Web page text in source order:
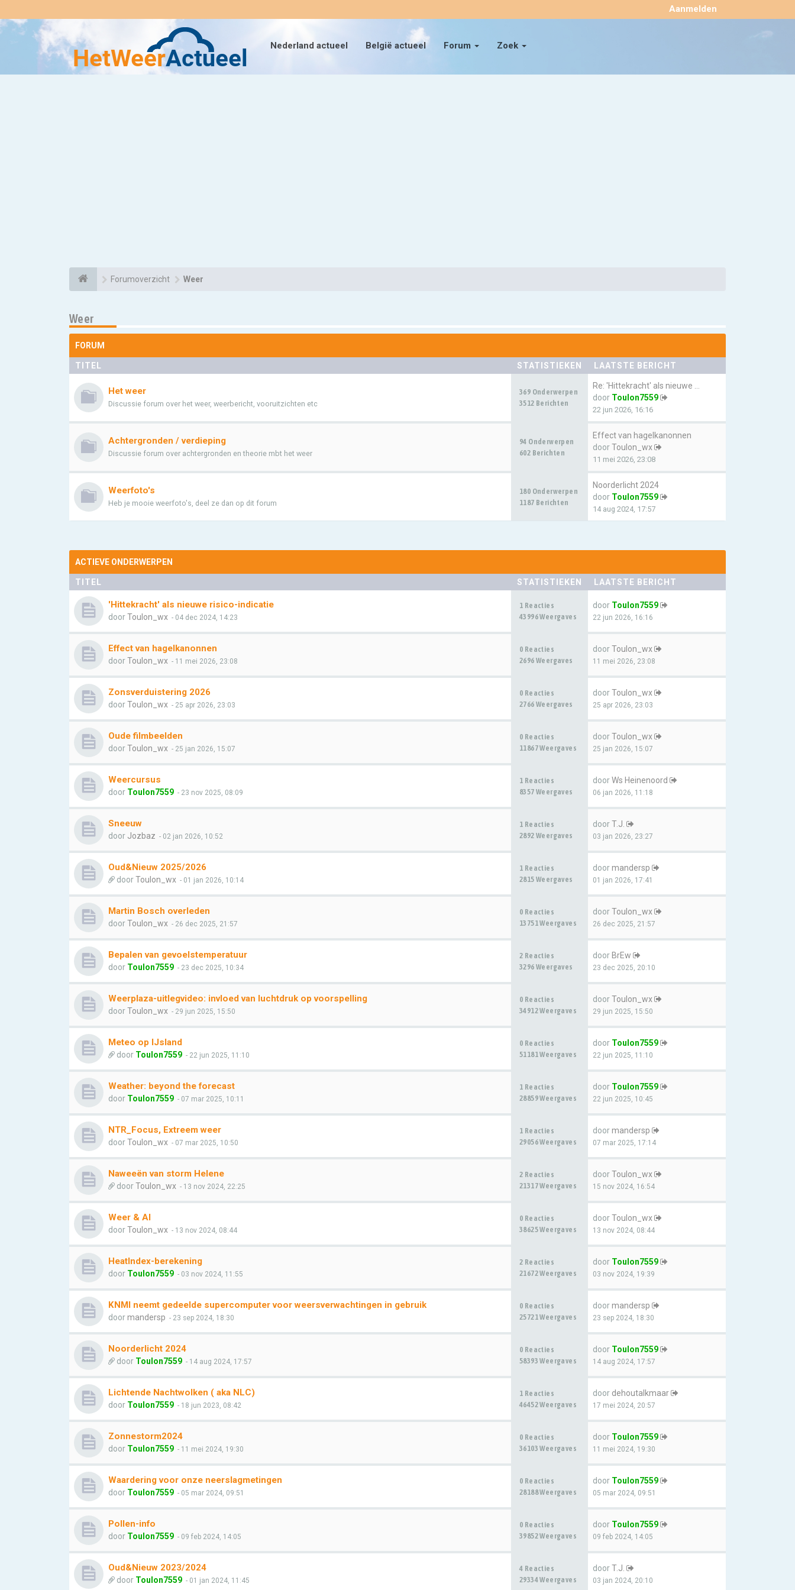
Nederland actueel België actueel Forum Zoek
Aanmelden ×
Forumoverzicht Weer
Weer
FORUM
TITEL STATISTIEKEN LAATSTE BERICHT
Het weer
Discussie forum over het weer, weerbericht, vooruitzichten etc
369 Onderwerpen
3512 Berichten
Re: 'Hittekracht' als nieuwe …
door Toulon7559
22 jun 2026, 16:16
Achtergronden / verdieping
Discussie forum over achtergronden en theorie mbt het weer
94 Onderwerpen
602 Berichten
Effect van hagelkanonnen
doorToulon_wx
11 mei 2026, 23:08
Weerfoto's
Heb je mooie weerfoto's, deel ze dan op dit forum
180 Onderwerpen
1187 Berichten
Noorderlicht 2024
door Toulon7559
14 aug 2024, 17:57
ACTIEVE ONDERWERPEN
TITEL STATISTIEKEN LAATSTE BERICHT
'Hittekracht' als nieuwe risico-indicatie
doorToulon_wx - 04 dec 2024, 14:23
1 Reacties
43996 Weergaves
door Toulon7559
22 jun 2026, 16:16
Effect van hagelkanonnen
doorToulon_wx - 11 mei 2026, 23:08
0 Reacties
2696 Weergaves
doorToulon_wx
11 mei 2026, 23:08
Zonsverduistering 2026
doorToulon_wx - 25 apr 2026, 23:03
0 Reacties
2766 Weergaves
doorToulon_wx
25 apr 2026, 23:03
Oude filmbeelden
doorToulon_wx - 25 jan 2026, 15:07
0 Reacties
11867 Weergaves
doorToulon_wx
25 jan 2026, 15:07
Weercursus
door Toulon7559 - 23 nov 2025, 08:09
1 Reacties
8357 Weergaves
doorWs Heinenoord
06 jan 2026, 11:18
Sneeuw
door Jozbaz - 02 jan 2026, 10:52
1 Reacties
2892 Weergaves
doorT.J.
03 jan 2026, 23:27
Oud&Nieuw 2025/2026
doorToulon_wx - 01 jan 2026, 10:14
1 Reacties
2815 Weergaves
doormandersp
01 jan 2026, 17:41
Martin Bosch overleden
doorToulon_wx - 26 dec 2025, 21:57
0 Reacties
13751 Weergaves
doorToulon_wx
26 dec 2025, 21:57
Bepalen van gevoelstemperatuur
door Toulon7559 - 23 dec 2025, 10:34
2 Reacties
3296 Weergaves
door BrEw
23 dec 2025, 20:10
Weerplaza-uitlegvideo: invloed van luchtdruk op voorspelling
doorToulon_wx - 29 jun 2025, 15:50
0 Reacties
34912 Weergaves
doorToulon_wx
29 jun 2025, 15:50
Meteo op IJsland
door Toulon7559 - 22 jun 2025, 11:10
0 Reacties
51181 Weergaves
door Toulon7559
22 jun 2025, 11:10
Weather: beyond the forecast
door Toulon7559 - 07 mar 2025, 10:11
1 Reacties
28859 Weergaves
door Toulon7559
22 jun 2025, 10:45
NTR_Focus, Extreem weer
doorToulon_wx - 07 mar 2025, 10:50
1 Reacties
29056 Weergaves
doormandersp
07 mar 2025, 17:14
Naweeën van storm Helene
doorToulon_wx - 13 nov 2024, 22:25
2 Reacties
21317 Weergaves
doorToulon_wx
15 nov 2024, 16:54
Weer & AI
doorToulon_wx - 13 nov 2024, 08:44
0 Reacties
38625 Weergaves
doorToulon_wx
13 nov 2024, 08:44
HeatIndex-berekening
door Toulon7559 - 03 nov 2024, 11:55
2 Reacties
21672 Weergaves
door Toulon7559
03 nov 2024, 19:39
KNMI neemt gedeelde supercomputer voor weersverwachtingen in gebruik
doormandersp - 23 sep 2024, 18:30
0 Reacties
25721 Weergaves
doormandersp
23 sep 2024, 18:30
Noorderlicht 2024
door Toulon7559 - 14 aug 2024, 17:57
0 Reacties
58393 Weergaves
door Toulon7559
14 aug 2024, 17:57
Lichtende Nachtwolken ( aka NLC)
door Toulon7559 - 18 jun 2023, 08:42
1 Reacties
46452 Weergaves
door dehoutalkmaar
17 mei 2024, 20:57
Zonnestorm2024
door Toulon7559 - 11 mei 2024, 19:30
0 Reacties
36103 Weergaves
door Toulon7559
11 mei 2024, 19:30
Waardering voor onze neerslagmetingen
door Toulon7559 - 05 mar 2024, 09:51
0 Reacties
28188 Weergaves
door Toulon7559
05 mar 2024, 09:51
Pollen-info
door Toulon7559 - 09 feb 2024, 14:05
0 Reacties
39852 Weergaves
door Toulon7559
09 feb 2024, 14:05
Oud&Nieuw 2023/2024
door Toulon7559 - 01 jan 2024, 11:45
4 Reacties
29334 Weergaves
doorT.J.
03 jan 2024, 20:10